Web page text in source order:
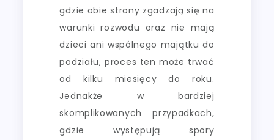
gdzie obie strony zgadzają się na
warunki rozwodu oraz nie mają
dzieci ani wspólnego majątku do
podziału, proces ten może trwać
od kilku miesięcy do roku.
Jednakże w bardziej
skomplikowanych przypadkach,
gdzie występują spory